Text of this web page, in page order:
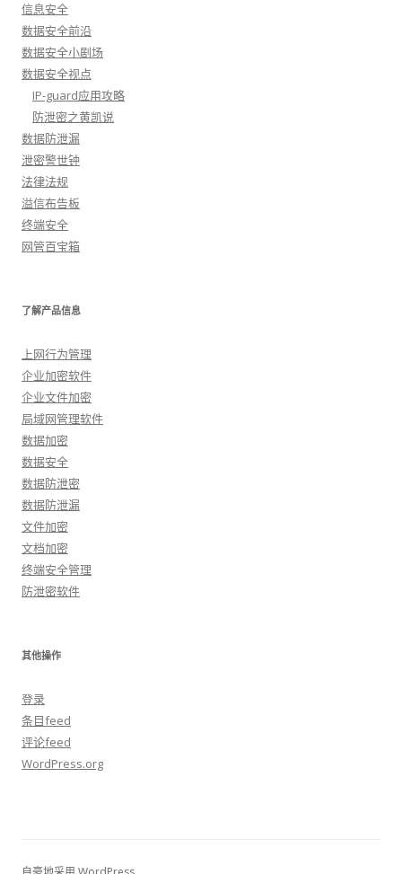
信息安全
数据安全前沿
数据安全小剧场
数据安全视点
IP-guard应用攻略
防泄密之黄凯说
数据防泄漏
泄密警世钟
法律法规
溢信布告板
终端安全
网管百宝箱
了解产品信息
上网行为管理
企业加密软件
企业文件加密
局域网管理软件
数据加密
数据安全
数据防泄密
数据防泄漏
文件加密
文档加密
终端安全管理
防泄密软件
其他操作
登录
条目feed
评论feed
WordPress.org